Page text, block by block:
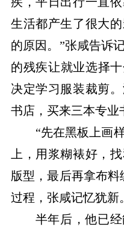
生活都产生了很大
的原因。”张咸告诉
的残疾让就业选择
决定学习服装裁剪
书店，买来三本专业
“先在黑板上画
上，用浆糊裱好，
版型，最后再拿布料
过程，张咸记忆犹新。
半年后，他已